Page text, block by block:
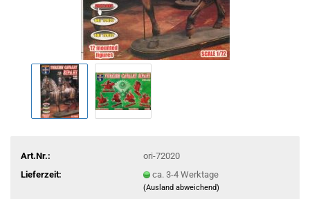
Art.Nr.:
ori-72020
Lieferzeit:
ca. 3-4 Werktage
(Ausland abweichend)